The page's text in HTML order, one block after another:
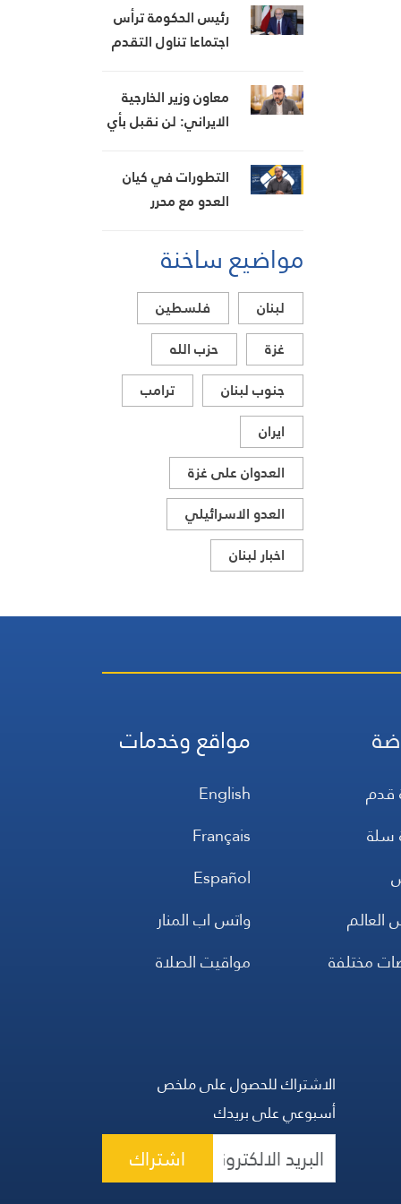
تحديات العامين
الماضيين
رئيس الحكومة ترأس
اجتماعا تناول التقدم
مجموعة العمل المالي
FATF للخروج من
القائمة الرمادية
معاون وزير الخارجية
الايراني: لن نقبل بأي
مضيق هرمز تحت أي
ظرف
التطورات في كيان
العدو مع محرر
حجازي
مواضيع ساخنة
لبنان
فلسطين
غزة
حزب الله
جنوب لبنان
ترامب
ايران
العدوان على غزة
العدو الاسرائيلي
اخبار لبنان
قدم
سلة
العالم
مختلفة
مواقع وخدمات
English
Français
Español
واتس اب المنار
مواقيت الصلاة
الاشتراك للحصول على ملخص
أسبوعي على بريدك
اشتراك